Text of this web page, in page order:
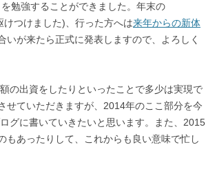
勉強することができました。 年末の
つけました)、行った方へは来年からの新体
いが来たら正式に発表しますので、よろしく
の出資をしたりといったことで多少は実現で
せていただきますが、2014年のここ部分を今
グに書いていきたいと思います。また、2015
あったりして、これからも良い意味で忙し